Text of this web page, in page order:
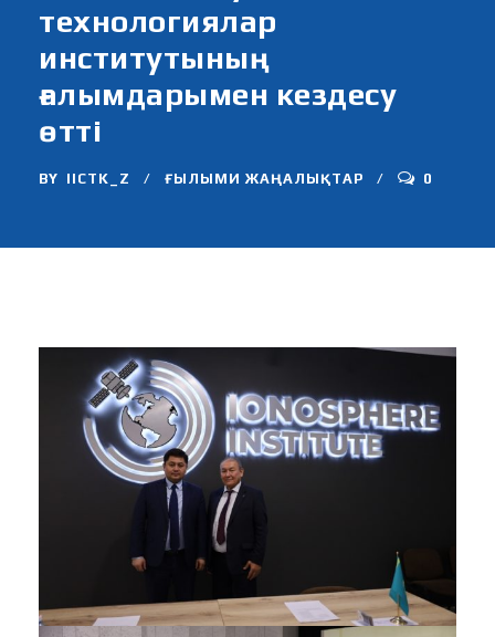
технологиялар
институтының
ғалымдарымен кездесу
өтті
BY IICTK_Z ҒЫЛЫМИ ЖАҢАЛЫҚТАР 0